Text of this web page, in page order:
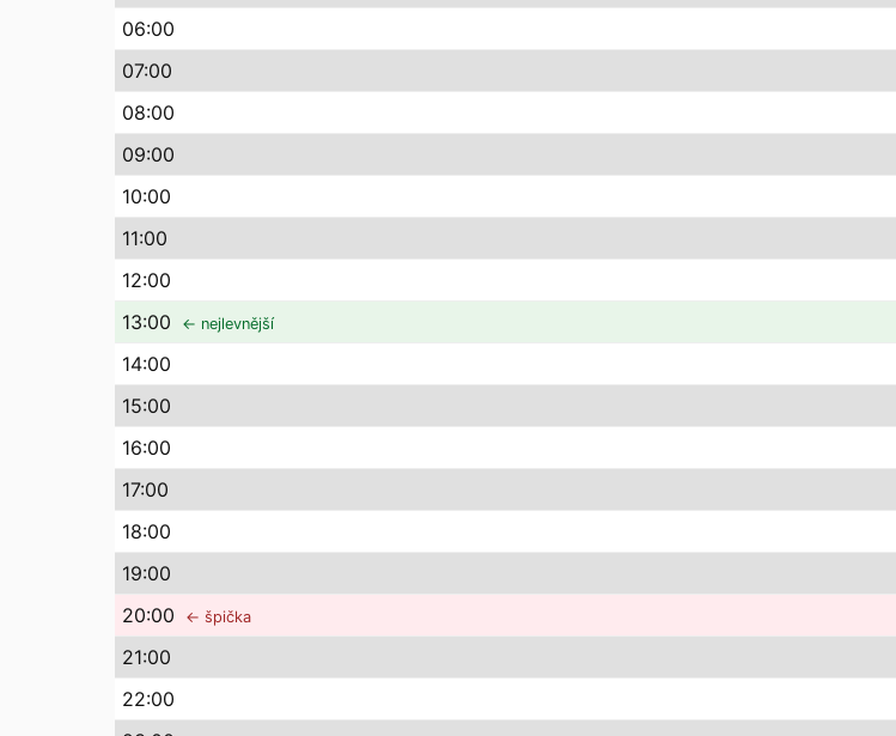
06:00
07:00
08:00
09:00
10:00
11:00
12:00
13:00 ← nejlevnější
14:00
15:00
16:00
17:00
18:00
19:00
20:00 ← špička
21:00
22:00